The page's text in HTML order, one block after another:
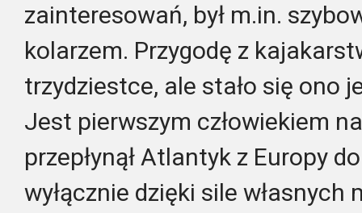
zainteresowań, był m.in.
kolarzem. Przygodę z
trzydziestce, ale stało się ono
Jest pierwszym człowiekiem
przepłynął Atlantyk z Europy
wyłącznie dzięki sile własnych